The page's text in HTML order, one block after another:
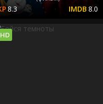
8.3 8.0
HD